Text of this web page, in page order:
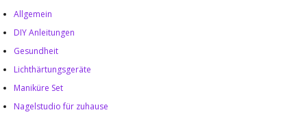
Allgemein
DIY Anleitungen
Gesundheit
Lichthärtungsgeräte
Maniküre Set
Nagelstudio für zuhause